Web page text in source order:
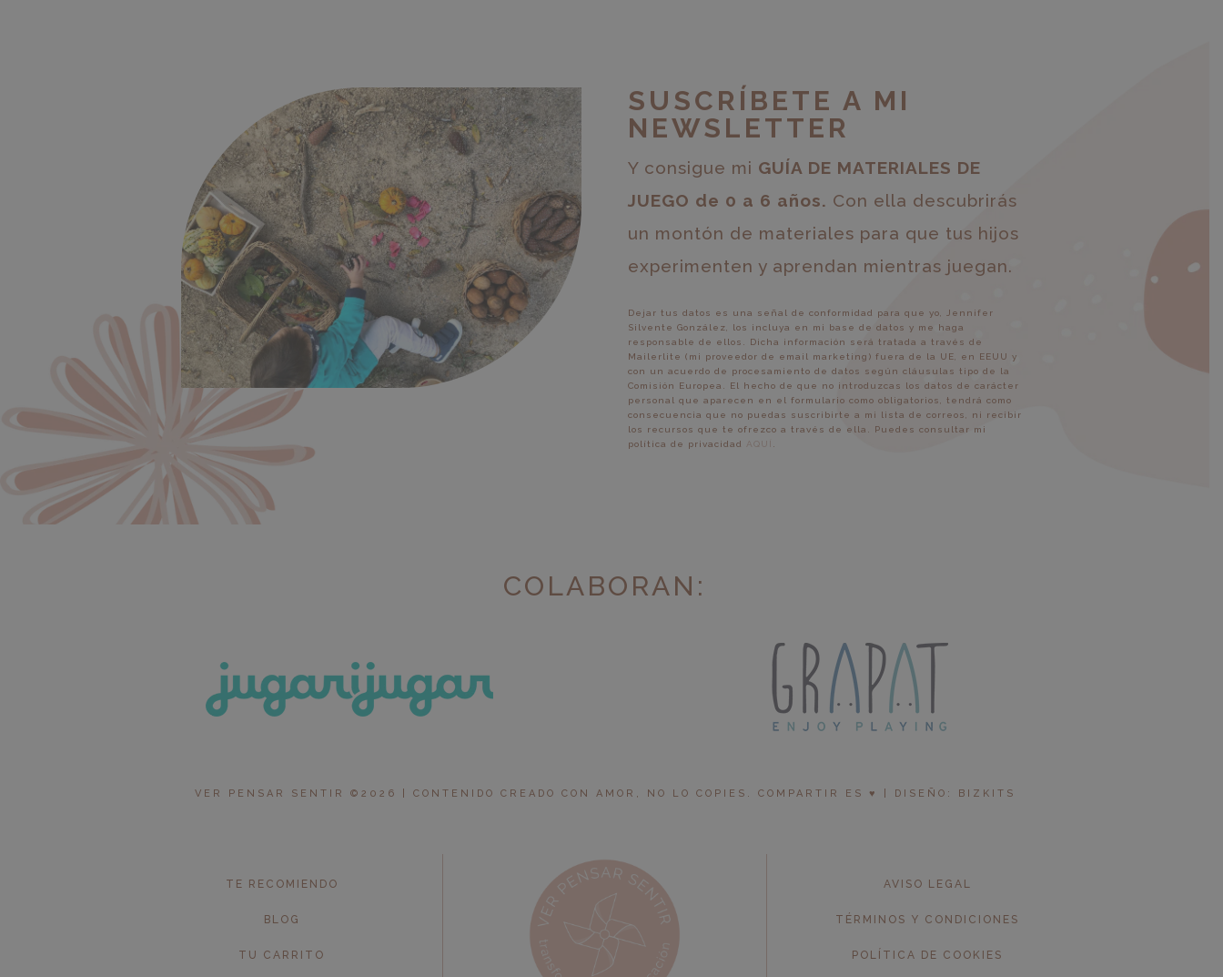
SUSCRÍBETE A MI
NEWSLETTER
Y consigue mi GUÍA DE MATERIALES DE
JUEGO de 0 a 6 años. Con ella descubrirás
un montón de materiales para que tus hijos
experimenten y aprendan mientras juegan.
Dejar tus datos es una señal de conformidad para que yo, Jennifer
Silvente González, los incluya en mi base de datos y me haga
responsable de ellos. Dicha información será tratada a través de
Mailerlite (mi proveedor de email marketing) fuera de la UE, en EEUU y
con un acuerdo de procesamiento de datos según cláusulas tipo de la
Comisión Europea. El hecho de que no introduzcas los datos de carácter
personal que aparecen en el formulario como obligatorios, tendrá como
consecuencia que no puedas suscribirte a mi lista de correos, ni recibir
los recursos que te ofrezco a través de ella. Puedes consultar mi
política de privacidad AQUÍ
COLABORAN:
VER PENSAR SENTIR ©2026 | CONTENIDO CREADO CON AMOR, NO LO COPIES. COMPARTIR ES ♥︎ | DISEÑO: BIZKITS
TE RECOMIENDO
BLOG
TU CARRITO
AVISO LEGAL
TÉRMINOS Y CONDICIONES
POLÍTICA DE COOKIES